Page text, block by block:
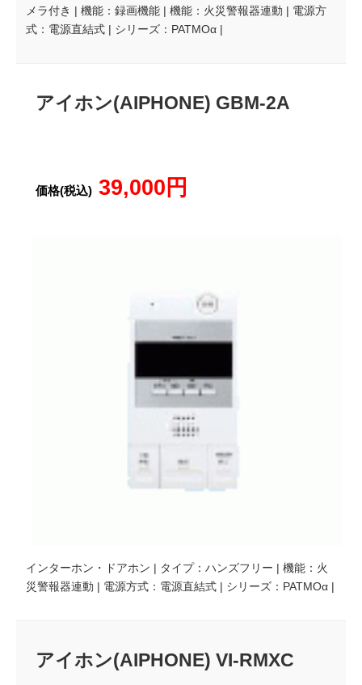
メラ付き | 機能：録画機能 | 機能：火災警報器連動 | 電源方
式：電源直結式 | シリーズ：PATMOα |
アイホン(AIPHONE) GBM-2A
価格(税込)39,000円
インターホン・ドアホン | タイプ：ハンズフリー | 機能：火
災警報器連動 | 電源方式：電源直結式 | シリーズ：PATMOα |
アイホン(AIPHONE) VI-RMXC